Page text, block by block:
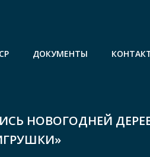
ДОКУМЕНТЫ
НОВОГОДНЕЙ